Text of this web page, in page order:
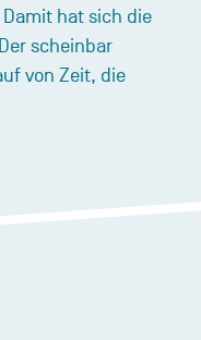
hat sich die
scheinbar
von Zeit, die